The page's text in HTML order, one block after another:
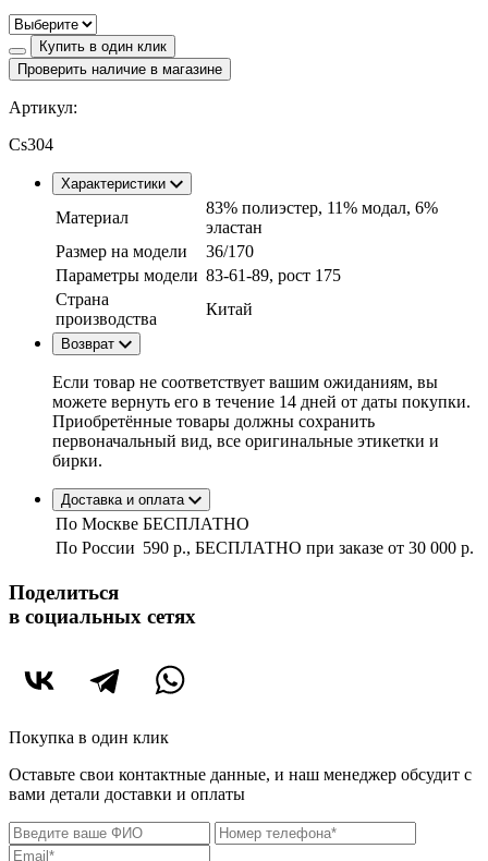
Купить в один клик
Проверить наличие в магазине
Артикул:
Cs304
Характеристики
Материал
83% полиэстер, 11% модал, 6%
эластан
Размер на модели
36/170
Параметры модели 83-61-89, рост 175
Страна
производства
Китай
Возврат
Если товар не соответствует вашим ожиданиям, вы
можете вернуть его в течение 14 дней от даты покупки.
Приобретённые товары должны сохранить
первоначальный вид, все оригинальные этикетки и
бирки.
Доставка и оплата
По Москве БЕСПЛАТНО
По России 590 р., БЕСПЛАТНО при заказе от 30 000 р.
Поделиться
в социальных сетях
Покупка в один клик
Оставьте свои контактные данные, и наш менеджер обсудит с
вами детали доставки и оплаты